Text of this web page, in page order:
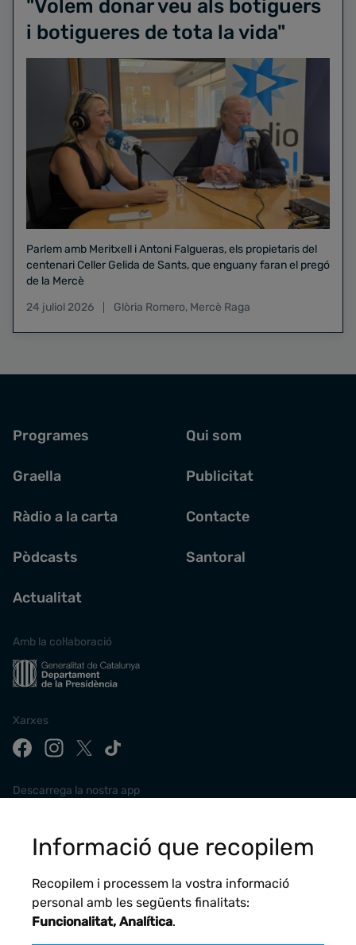
"Volem donar veu als botiguers
i botigueres de tota la vida"
Parlem amb Meritxell i Antoni Falgueras, els propietaris del
centenari Celler Gelida de Sants, que enguany faran el pregó
de la Mercè
24 juliol 2026
Glòria Romero, Mercè Raga
Programes
Graella
Ràdio a la carta
Pòdcasts
Actualitat
Qui som
Publicitat
Contacte
Santoral
Amb la col·laboració
Xarxes
Descarrega la nostra app
Informació que recopilem
Recopilem i processem la vostra informació
personal amb les següents finalitats:
Funcionalitat, Analítica.